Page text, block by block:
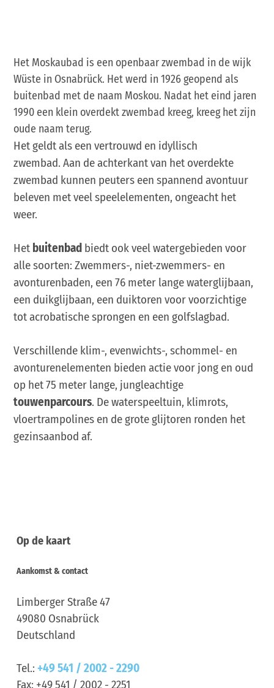
Het Moskaubad is een openbaar zwembad in de wijk
Wüste in Osnabrück. Het werd in 1926 geopend als
buitenbad met de naam Moskou. Nadat het eind jaren
1990 een klein overdekt zwembad kreeg, kreeg het zijn
oude naam terug.
Het geldt als een vertrouwd en idyllisch
zwembad. Aan de achterkant van het overdekte
zwembad kunnen peuters een spannend avontuur
beleven met veel speelelementen, ongeacht het
weer.
Het buitenbad biedt ook veel watergebieden voor
alle soorten: Zwemmers-, niet-zwemmers- en
avonturenbaden, een 76 meter lange waterglijbaan,
een duikglijbaan, een duiktoren voor voorzichtige
tot acrobatische sprongen en een golfslagbad.
Verschillende klim-, evenwichts-, schommel- en
avonturenelementen bieden actie voor jong en oud
op het 75 meter lange, jungleachtige
touwenparcours. De waterspeeltuin, klimrots,
vloertrampolines en de grote glijtoren ronden het
gezinsaanbod af.
Op de kaart
Aankomst & contact
Limberger Straße 47
49080 Osnabrück
Deutschland
Tel.: +49 541 / 2002 - 2290
Fax: +49 541 / 2002 - 2251